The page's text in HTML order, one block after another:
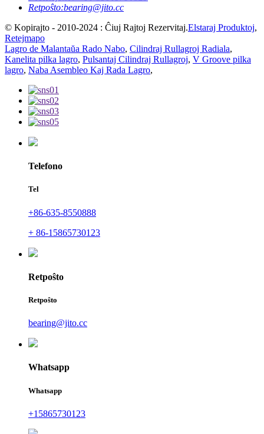
Retpoŝto:bearing@jito.cc
© Kopirajto - 2010-2024 : Ĉiuj Rajtoj Rezervitaj.Elstaraj Produktoj,
Retejmapo
Lagro de Malantaŭa Rado Nabo, Cilindraj Rullagroj Radiala,
Kanelita pilka lagro, Pulsantaj Cilindraj Rullagroj, V Groove pilka
lagro, Naba Asembleo Kaj Rada Lagro,
Telefono
Tel
+86-635-8550888
+ 86-15865730123
Retpoŝto
Retpoŝto
bearing@jito.cc
Whatsapp
Whatsapp
+15865730123